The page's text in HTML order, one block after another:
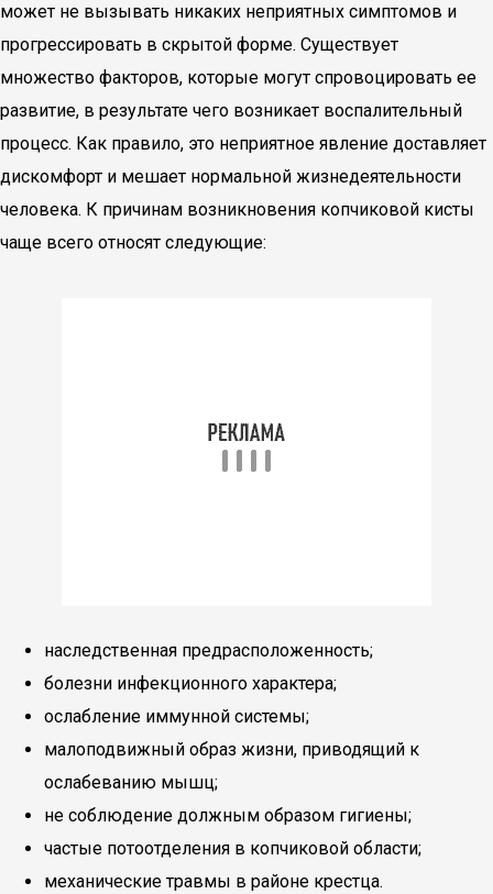
может не вызывать никаких неприятных симптомов и
прогрессировать в скрытой форме. Существует
множество факторов, которые могут спровоцировать ее
развитие, в результате чего возникает воспалительный
процесс. Как правило, это неприятное явление доставляет
дискомфорт и мешает нормальной жизнедеятельности
человека. К причинам возникновения копчиковой кисты
чаще всего относят следующие:
наследственная предрасположенность;
болезни инфекционного характера;
ослабление иммунной системы;
малоподвижный образ жизни, приводящий к
ослабеванию мышц;
не соблюдение должным образом гигиены;
частые потоотделения в копчиковой области;
механические травмы в районе крестца.